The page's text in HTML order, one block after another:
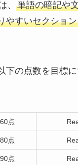
、 単語の暗記や
やすいセクション
下の点数を目標
点
点
点